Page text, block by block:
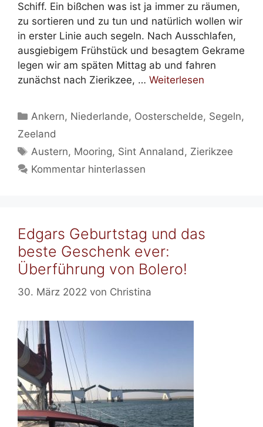
Schiff. Ein bißchen was ist ja immer zu räumen,
zu sortieren und zu tun und natürlich wollen wir
in erster Linie auch segeln. Nach Ausschlafen,
ausgiebigem Frühstück und besagtem Gekrame
legen wir am späten Mittag ab und fahren
zunächst nach Zierikzee, … Weiterlesen
Kategorien
Ankern, Niederlande, Oosterschelde, Segeln,
Zeeland
Schlagwörter
Austern, Mooring, Sint Annaland, Zierikzee
Kommentar hinterlassen
Edgars Geburtstag und das
beste Geschenk ever:
Überführung von Bolero!
30. März 2022 von Christina